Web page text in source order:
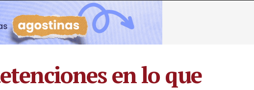
en lo que